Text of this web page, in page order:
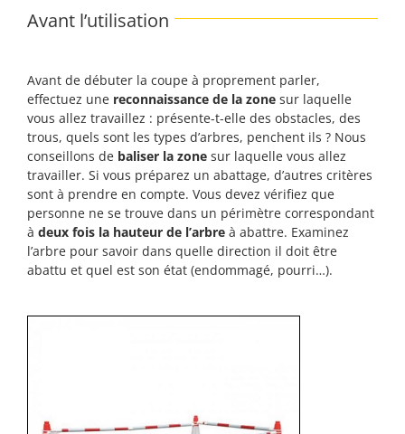
Avant l’utilisation
Avant de débuter la coupe à proprement parler,
effectuez une reconnaissance de la zone sur laquelle
vous allez travaillez : présente-t-elle des obstacles, des
trous, quels sont les types d’arbres, penchent ils ? Nous
conseillons de baliser la zone sur laquelle vous allez
travailler. Si vous préparez un abattage, d’autres critères
sont à prendre en compte. Vous devez vérifiez que
personne ne se trouve dans un périmètre correspondant
à deux fois la hauteur de l’arbre à abattre. Examinez
l’arbre pour savoir dans quelle direction il doit être
abattu et quel est son état (endommagé, pourri…).